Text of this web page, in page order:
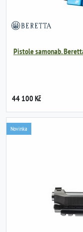
Pistole samonab.
44 100 Kč
Novinka